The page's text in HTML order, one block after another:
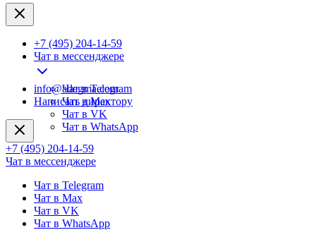
+7 (495) 204-14-59
Чат в мессенджере
Чат в Telegram
Чат в Max
Чат в VK
Чат в WhatsApp
info@adegma.com
Написать директору
+7 (495) 204-14-59
Чат в мессенджере
Чат в Telegram
Чат в Max
Чат в VK
Чат в WhatsApp